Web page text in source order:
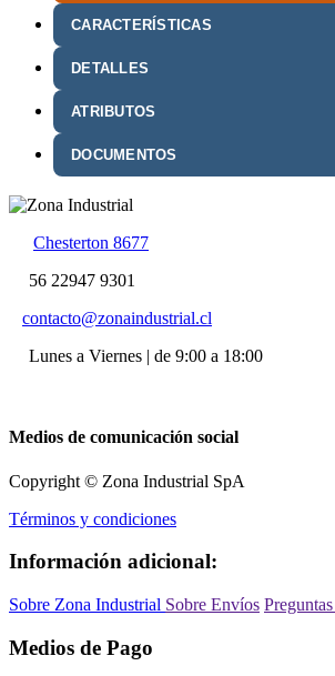
CARACTERÍSTICAS
DETALLES
ATRIBUTOS
DOCUMENTOS
Chesterton 8677
56 22947 9301
contacto@zonaindustrial.cl
Lunes a Viernes | de 9:00 a 18:00
Medios de comunicación social
Copyright © Zona Industrial SpA
Términos y condiciones
Información adicional:
Sobre Zona Industrial Sobre Envíos
Medios de Pago